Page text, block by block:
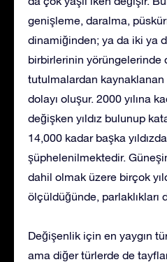
genişleme, daralma,
dinamiğinden; ya da iki ya
birbirlerinin yörüngelerinde
tutulmalardan kaynaklanan
dolayı oluşur. 2000 yılına
değişken yıldız bulunup
14,000 kadar başka
şüphelenilmektedir.
dahil olmak üzere birçok
ölçüldüğünde, parlaklıkları
Değişenlik için en yaygın
ama diğer türlerde de